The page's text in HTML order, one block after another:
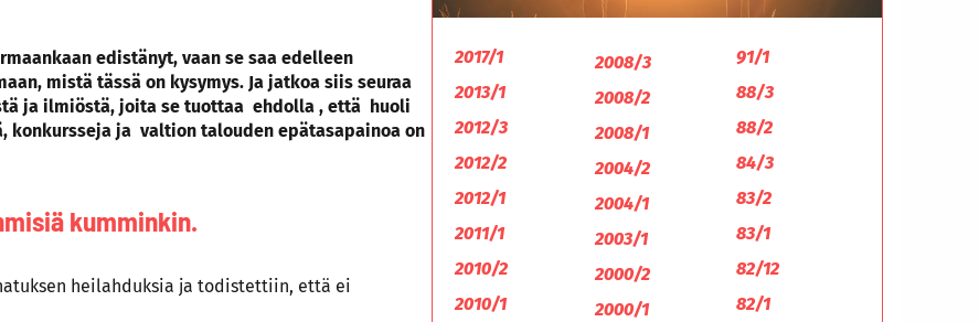
edistänyt, vaan se saa edelleen
mistä tässä on kysymys. Ja jatkoa siis seuraa
ja ilmiöstä, joita se tuottaa ehdolla , että huoli
konkursseja ja valtion talouden epätasapainoa on
kumminkin.
heilahduksia ja todistettiin, että ei
2017/1
2013/1
2012/3
2012/2
2012/1
2011/1
2010/2
2010/1
2008/3
2008/2
2008/1
2004/2
2004/1
2003/1
2000/2
2000/1
91/1
88/3
88/2
84/3
83/2
83/1
82/12
82/1